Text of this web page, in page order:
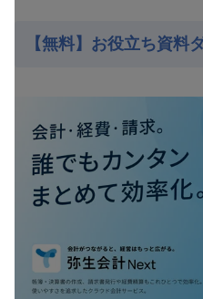
【無料】お役立ち資料